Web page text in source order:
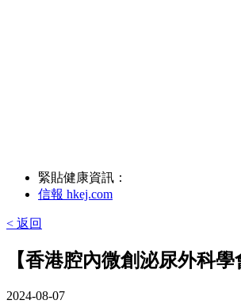
緊貼健康資訊：
信報 hkej.com
< 返回
【香港腔內微創泌尿外科
2024-08-07